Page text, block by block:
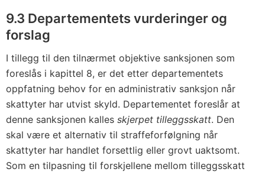
9.3 Departementets vurderinger og
forslag
I tillegg til den tilnærmet objektive sanksjonen som
foreslås i kapittel 8, er det etter departementets
oppfatning behov for en administrativ sanksjon når
skattyter har utvist skyld. Departementet foreslår at
denne sanksjonen kalles skjerpet tilleggsskatt. Den
skal være et alternativ til straffeforfølgning når
skattyter har handlet forsettlig eller grovt uaktsomt.
Som en tilpasning til forskjellene mellom tilleggsskatt